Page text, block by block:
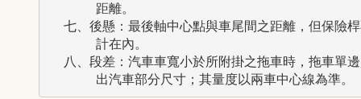
      距離。
七、後懸：最後軸中心點與車尾間之距離，但保險
      計在內。
八、段差：汽車車寬小於所附掛之拖車時，拖車單